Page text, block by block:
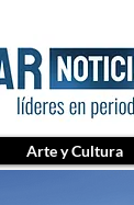
Arte y Cultura